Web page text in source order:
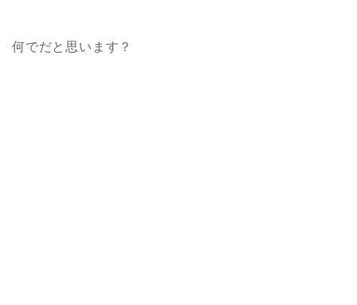
何でだと思います？